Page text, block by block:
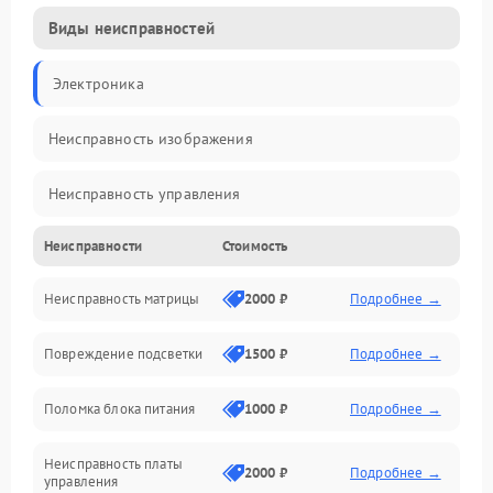
Виды неисправностей
Электроника
Неисправность изображения
Неисправность управления
Неисправность интерфейсов
Прочие неисправности
Неисправность звука
Механические повреждения
Неисправности Стоимость
Неисправность матрицы 2000 ₽ Подробнее →
Повреждение подсветки 1500 ₽ Подробнее →
Поломка блока питания 1000 ₽ Подробнее →
Неисправность платы
управления
2000 ₽ Подробнее →